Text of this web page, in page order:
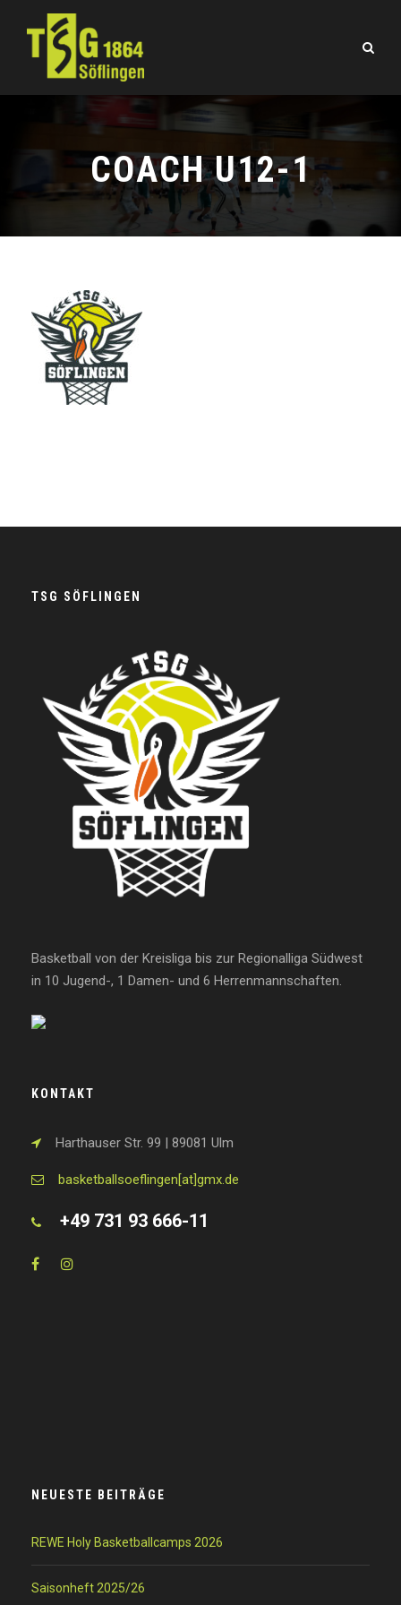
COACH U12-1
TSG SÖFLINGEN
Basketball von der Kreisliga bis zur Regionalliga Südwest
in 10 Jugend-, 1 Damen- und 6 Herrenmannschaften.
KONTAKT
Harthauser Str. 99 | 89081 Ulm
basketballsoeflingen[at]gmx.de
+49 731 93 666-11
NEUESTE BEITRÄGE
REWE Holy Basketballcamps 2026
Saisonheft 2025/26